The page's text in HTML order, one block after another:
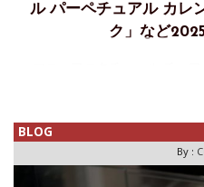
ル パーペチュアル カレ
ク」など
(マニュファクチュール責任
様々なコンプリケーション・
開発
BLOG
By :